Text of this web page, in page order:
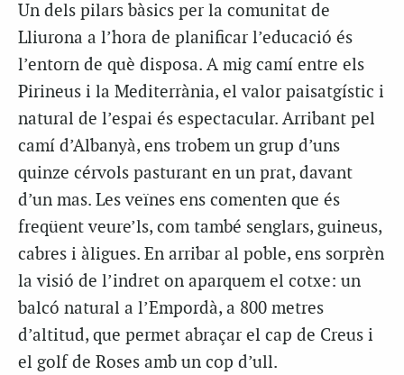
Un dels pilars bàsics per la comunitat de
Lliurona a l’hora de planificar l’educació és
l’entorn de què disposa. A mig camí entre els
Pirineus i la Mediterrània, el valor paisatgístic i
natural de l’espai és espectacular. Arribant pel
camí d’Albanyà, ens trobem un grup d’uns
quinze cérvols pasturant en un prat, davant
d’un mas. Les veïnes ens comenten que és
freqüent veure’ls, com també senglars, guineus,
cabres i àligues. En arribar al poble, ens sorprèn
la visió de l’indret on aparquem el cotxe: un
balcó natural a l’Empordà, a 800 metres
d’altitud, que permet abraçar el cap de Creus i
el golf de Roses amb un cop d’ull.